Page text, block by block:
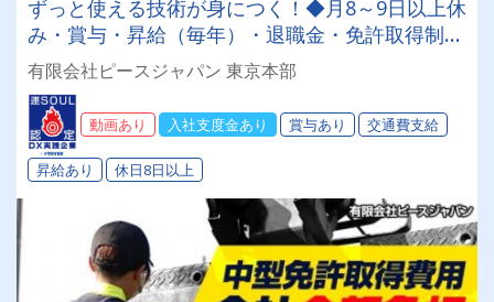
ずっと使える技術が身につく！◆月8～9日以上休
み・賞与・昇給（毎年）・退職金・免許取得制度
や各種豊富な手当も充実♪月収30万～45万円♪未
経験スタートOK！！！
有限会社ピースジャパン 東京本部
動画あり 入社支度金あり 賞与あり 交通費支給
昇給あり 休日8日以上